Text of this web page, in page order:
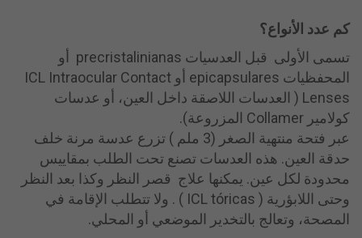
كم عدد الأنواع؟
تسمى الأولى قبل العدسيات precristalinianas أو
المحفظيات epicapsulares أو ICL Intraocular Contact
Lenses ( العدسات اللاصقة داخل العين، أو عدسات
كولامير Collamer المزروعة).
عبر فتحة منتهية الصغر (3 ملم ) تزرع عدسة مرنة خلف
حدقة العين. هذه العدسات تصنع تحت الطلب بمقاييس
محدودة لكل عين. يمكنها علاج قصر النظر وكذا بعد النظر
وحتى اللابؤرية ( ICL tóricas ) . ولا تتطلب الإقامة في
المصحة، وتعالج بالتخدير الموضعي أو المحلي.